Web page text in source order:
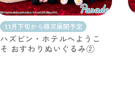
11月下旬から順次展開予定
ハズビン・ホテルへようこ
そ おすわりぬいぐるみ②